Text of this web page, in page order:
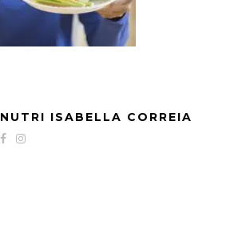
NUTRI ISABELLA CORREIA